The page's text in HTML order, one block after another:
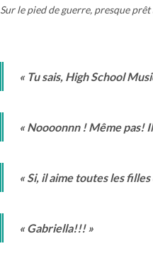
Sur le pied de guerre, presque
« Tu sais, High School
« Noooonnn ! Même pas!
« Si, il aime toutes les
« Gabriella!!! »